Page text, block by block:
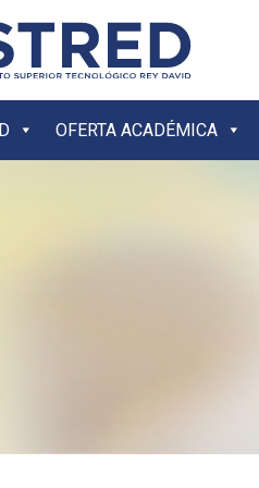
OFERTA ACADÉMICA